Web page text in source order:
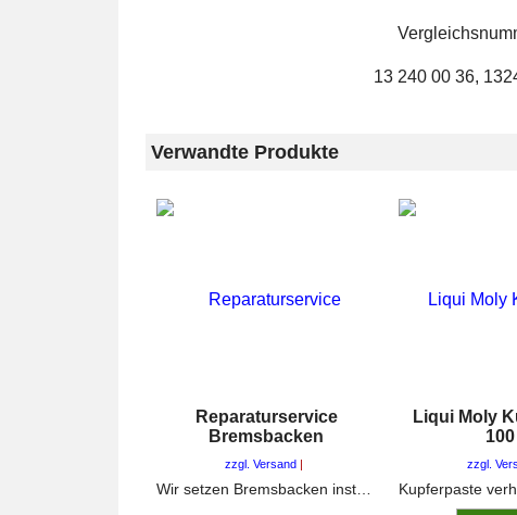
13 240 00 36,
Verwandte Produkte
Reparaturservice
Bremsbacken
zzgl. Versand
Liqui Moly
zzgl.